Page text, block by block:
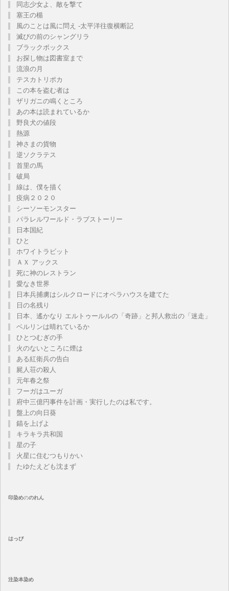
同志少女よ、敵を撃て
塞王の楯
風のことは風に問え -太平洋往復横断記
滅びの前のシャングリラ
ブラックボックス
お探し物は図書室まで
流浪の月
テスカトリポカ
この本を盗む者は
ザリガニの鳴くところ
あの本は読まれているか
野良犬の値段
熱源
神さまの貨物
逆ソクラテス
首里の馬
破局
線は、僕を描く
疫病２０２０
シーソーモンスター
パラレルワールド・ラブストーリー
日本国紀
ひと
ホワイトラビット
ＡＸ アックス
死に神のレストラン
愛なき世界
日本兵捕虜はシルクロードにオペラハウスを建てた
日の名残り
日本、遙かなり エルトゥールルの「奇跡」と邦人救出の「迷走」
ベルリンは晴れているか
ひとつむぎの手
火のないところに煙は
ある紅衛兵の告白
屍人荘の殺人
元年春之祭
フーガはユーガ
府中三億円事件を計画・実行したのは私です。
盤上の向日葵
錨を上げよ
キラキラ共和国
星の子
火星に住むつもりかい
たゆたえども沈まず
印染めののれん
はっぴ
注染本染め